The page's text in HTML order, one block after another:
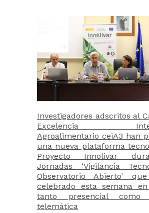
Investigadores adscritos al
Excelencia
Agroalimentario ceiA3 han
una nueva plataforma
Proyecto Innolivar
Jornadas ‘Vigilancia
Observatorio Abierto’
celebrado esta semana en
tanto presencial
telemática